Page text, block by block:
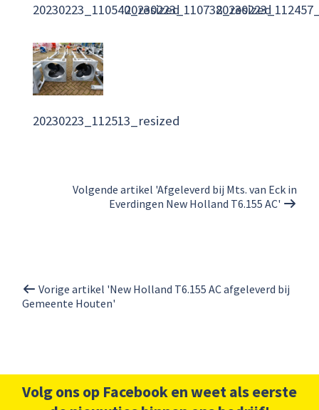
20230223_110540_resized20230223_110738_resized
20230223_112513_resized
Volgende artikel 'Afgeleverd bij Mts. van Eck in
Everdingen New Holland T6.155 AC'
Vorige artikel 'New Holland T6.155 AC afgeleverd bij
Gemeente Houten'
Volg ons op Facebook en weet als eerste